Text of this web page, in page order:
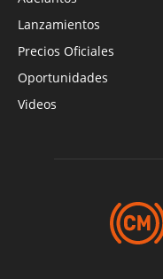
Lanzamientos
Precios Oficiales
Oportunidades
Videos